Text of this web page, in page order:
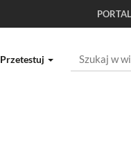
Przetestuj